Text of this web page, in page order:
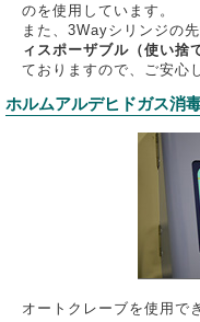
のを使用しています。
また、3Wayシリンジの
ィスポーザブル（使い捨
ておりますので、ご安心
ホルムアルデヒドガス消
オートクレーブを使用で